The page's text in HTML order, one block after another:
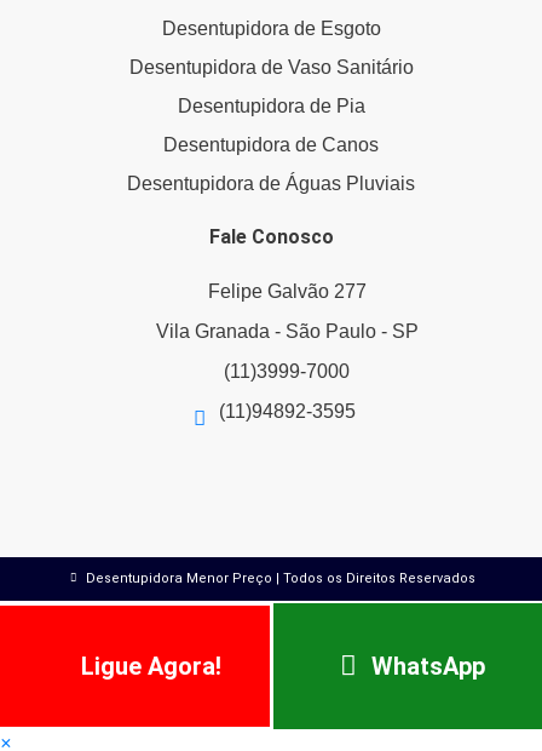
Desentupidora de Esgoto
Desentupidora de Vaso Sanitário
Desentupidora de Pia
Desentupidora de Canos
Desentupidora de Águas Pluviais
Fale Conosco
Felipe Galvão 277
Vila Granada - São Paulo - SP
(11)3999-7000
(11)94892-3595
Desentupidora Menor Preço | Todos os Direitos Reservados
Ligue Agora! WhatsApp
×